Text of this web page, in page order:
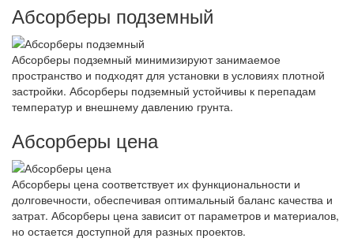
Абсорберы подземный
Абсорберы подземный минимизируют занимаемое
пространство и подходят для установки в условиях плотной
застройки. Абсорберы подземный устойчивы к перепадам
температур и внешнему давлению грунта.
Абсорберы цена
Абсорберы цена соответствует их функциональности и
долговечности, обеспечивая оптимальный баланс качества и
затрат. Абсорберы цена зависит от параметров и материалов,
но остается доступной для разных проектов.